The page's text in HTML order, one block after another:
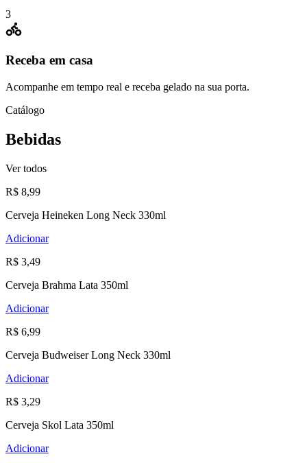
3
Receba em casa
Acompanhe em tempo real e receba gelado na sua porta.
Catálogo
Bebidas
Ver todos
R$ 8,99
Cerveja Heineken Long Neck 330ml
Adicionar
R$ 3,49
Cerveja Brahma Lata 350ml
Adicionar
R$ 6,99
Cerveja Budweiser Long Neck 330ml
Adicionar
R$ 3,29
Cerveja Skol Lata 350ml
Adicionar